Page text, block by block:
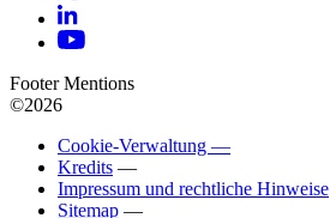
Footer Mentions
©2026
Cookie-Verwaltung —
Kredits —
Impressum und rechtliche Hinweise
Sitemap —